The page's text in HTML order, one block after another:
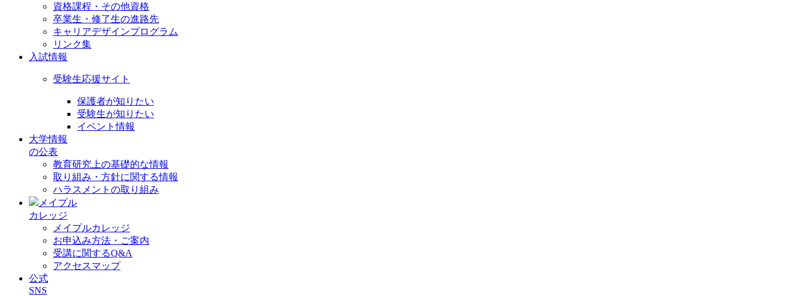
資格課程・その他資格
卒業生・修了生の進路先
キャリアデザインプログラム
リンク集
入試情報
受験生応援サイト
保護者が知りたい
受験生が知りたい
イベント情報
大学情報
の公表
教育研究上の基礎的な情報
取り組み・方針に関する情報
ハラスメントの取り組み
メイプル
カレッジ
メイプルカレッジ
お申込み方法・ご案内
受講に関するQ&A
アクセスマップ
公式
SNS